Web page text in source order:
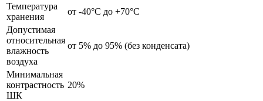
Температура
хранения
от -40°C до +70°C
Допустимая
относительная
влажность
воздуха
от 5% до 95% (без конденсата)
Минимальная
контрастность
ШК
20%